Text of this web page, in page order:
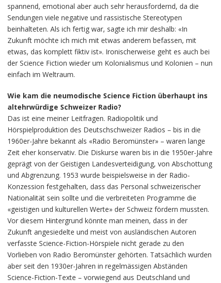
spannend, emotional aber auch sehr herausfordernd, da die
Sendungen viele negative und rassistische Stereotypen
beinhalteten. Als ich fertig war, sagte ich mir deshalb: «In
Zukunft möchte ich mich mit etwas anderem befassen, mit
etwas, das komplett fiktiv ist». Ironischerweise geht es auch bei
der Science Fiction wieder um Kolonialismus und Kolonien – nun
einfach im Weltraum.
Wie kam die neumodische Science Fiction überhaupt ins
altehrwürdige Schweizer Radio?
Das ist eine meiner Leitfragen. Radiopolitik und
Hörspielproduktion des Deutschschweizer Radios – bis in die
1960er-Jahre bekannt als «Radio Beromünster» – waren lange
Zeit eher konservativ. Die Diskurse waren bis in die 1950er-Jahre
geprägt von der Geistigen Landesverteidigung, von Abschottung
und Abgrenzung. 1953 wurde beispielsweise in der Radio-
Konzession festgehalten, dass das Personal schweizerischer
Nationalität sein sollte und die verbreiteten Programme die
«geistigen und kulturellen Werte» der Schweiz fördern mussten.
Vor diesem Hintergrund könnte man meinen, dass in der
Zukunft angesiedelte und meist von ausländischen Autoren
verfasste Science-Fiction-Hörspiele nicht gerade zu den
Vorlieben von Radio Beromünster gehörten. Tatsächlich wurden
aber seit den 1930er-Jahren in regelmässigen Abständen
Science-Fiction-Texte – vorwiegend aus Deutschland und